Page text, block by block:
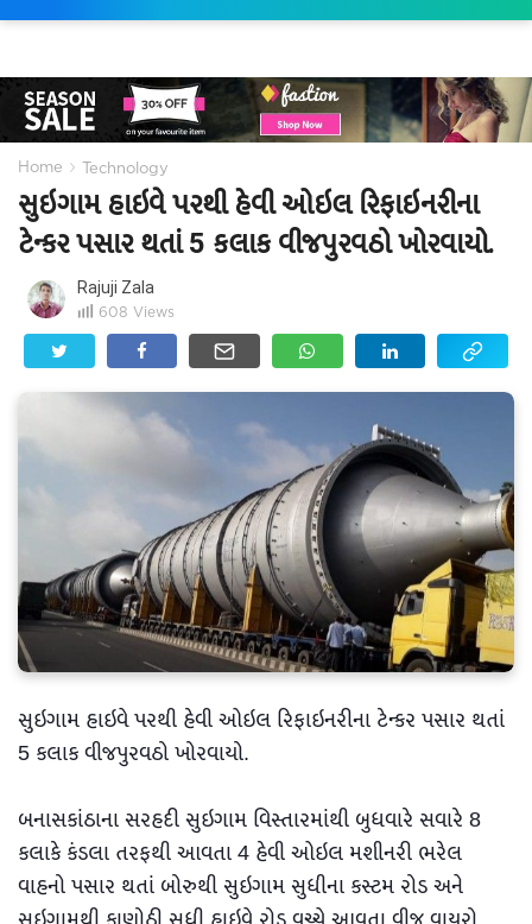
Home › Technology
સુઇગામ હાઇવે પરથી હેવી ઓઇલ રિફાઇનરીના
ટેન્કર પસાર થતાં 5 કલાક વીજપુરવઠો ખોરવાયો.
Rajuji Zala
608 Views
સુઇગામ હાઇવે પરથી હેવી ઓઇલ રિફાઇનરીના ટેન્કર પસાર થતાં
5 કલાક વીજપુરવઠો ખોરવાયો.
બનાસકાંઠાના સરહદી સુઇગામ વિસ્તારમાંથી બુધવારે સવારે 8
કલાકે કંડલા તરફથી આવતા 4 હેવી ઓઇલ મશીનરી ભરેલ
વાહનો પસાર થતાં બોરુથી સુઇગામ સુધીના કસ્ટમ રોડ અને